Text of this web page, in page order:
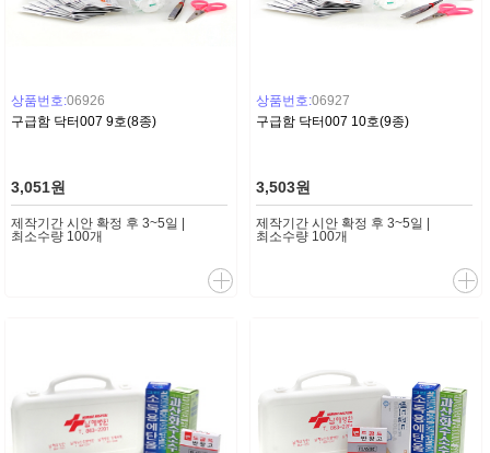
상품번호:06926
구급함 닥터007 9호(8종)
3,051원
제작기간 시안 확정 후 3~5일 |
최소수량 100개
상품번호:06927
구급함 닥터007 10호(9종)
3,503원
제작기간 시안 확정 후 3~5일 |
최소수량 100개